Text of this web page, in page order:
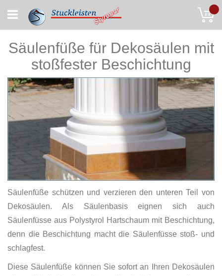
to
Content
Säulenfüße für Dekosäulen mit
stoßfester Beschichtung
Säulenfüße schützen und verzieren den unteren Teil von
Dekosäulen. Als Säulenbasis eignen sich auch
Säulenfüsse aus Polystyrol Hartschaum mit Beschichtung,
denn die Beschichtung macht die Säulenfüsse stoß- und
schlagfest.
Diese Säulenfüße können Sie sofort an Ihren Dekosäulen